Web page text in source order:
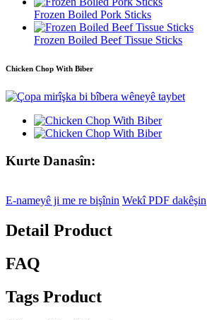
Frozen Boiled Pork Sticks
Frozen Boiled Beef Tissue Sticks
Chicken Chop With Biber
Kurte Danasîn:
E-nameyê ji me re bişînin Wekî PDF dakêşin
Detail Product
FAQ
Tags Product